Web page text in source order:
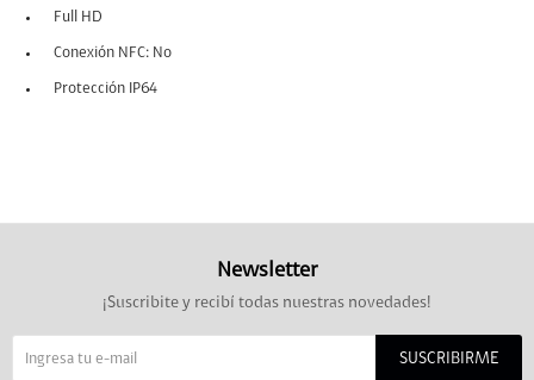
Full HD
Conexión NFC: No
Protección IP64
Newsletter
¡Suscribite y recibí todas nuestras novedades!
SUSCRIBIRME